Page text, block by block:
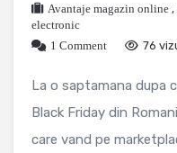
Avantaje magazin online ,
electronic
1 Comment
76
La o saptamana dupa
Black Friday din
care vand pe